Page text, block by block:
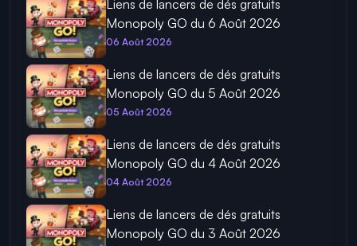
Liens de lancers de dés gratuits
Monopoly GO du 6 Août 2026
06 Août 2026
Liens de lancers de dés gratuits
Monopoly GO du 5 Août 2026
05 Août 2026
Liens de lancers de dés gratuits
Monopoly GO du 4 Août 2026
04 Août 2026
Liens de lancers de dés gratuits
Monopoly GO du 3 Août 2026